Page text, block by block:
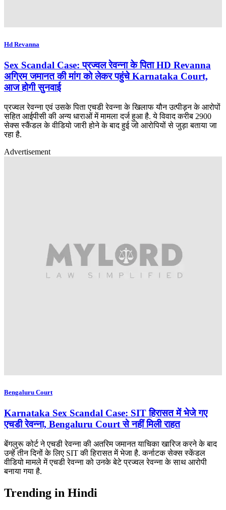
Hd Revanna
Sex Scandal Case: प्रज्वल रेवन्ना के पिता HD Revanna
अग्रिम जमानत की मांग को लेकर पहुंचे Karnataka Court,
आज होगी सुनवाई
प्रज्वल रेवन्ना एवं उसके पिता एचडी रेवन्ना के खिलाफ यौन उत्पीड़न के आरोपों
सहित आईपीसी की अन्य धाराओं में मामला दर्ज हुआ है. ये विवाद करीब 2900
सेक्स स्कैंडल के वीडियो जारी होने के बाद हुई जो आरोपियों से जुड़ा बताया जा
रहा है.
Advertisement
Bengaluru Court
Karnataka Sex Scandal Case: SIT हिरासत में भेजे गए
एचडी रेवन्ना, Bengaluru Court से नहीं मिली राहत
बेंगलुरू कोर्ट ने एचडी रेवन्ना की अतरिम जमानत याचिका खारिज करने के बाद
उन्हें तीन दिनों के लिए SIT की हिरासत में भेजा है. कर्नाटक सेक्स स्केंडल
वीडियो मामले में एचडी रेवन्ना को उनके बेटे प्रज्वल रेवन्ना के साथ आरोपी
बनाया गया है.
Trending in Hindi